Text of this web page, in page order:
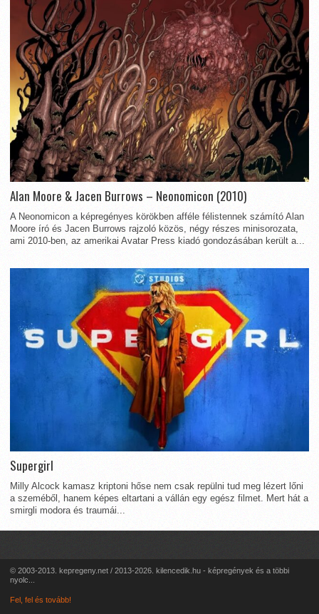
Alan Moore & Jacen Burrows – Neonomicon (2010)
A Neonomicon a képregényes körökben afféle félistennek számító Alan
Moore író és Jacen Burrows rajzoló közös, négy részes minisorozata,
ami 2010-ben, az amerikai Avatar Press kiadó gondozásában került a...
Supergirl
Milly Alcock kamasz kriptoni hőse nem csak repülni tud meg lézert lőni
a szeméből, hanem képes eltartani a vállán egy egész filmet. Mert hát a
smirgli modora és traumái...
© 2003-2013. kepregeny.net / 2013-2026. kilencedik.hu - képregények és a többi
nyolc...
Fel, fel és tovább!